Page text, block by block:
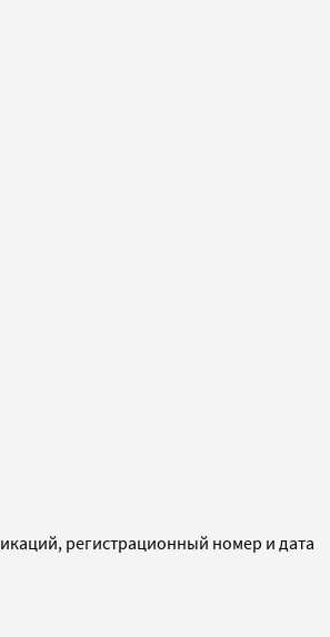
регистрационный номер и дата